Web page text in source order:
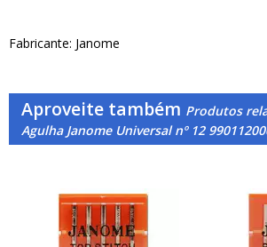
Fabricante: Janome
Aproveite também Produtos
Agulha Janome Universal nº 12